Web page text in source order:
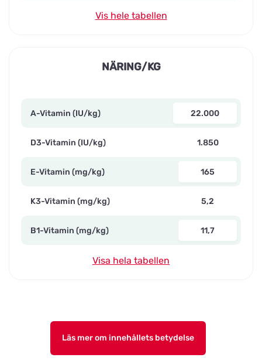
Vis hele tabellen
NÄRING/KG
A-Vitamin (IU/kg) 22.000
D3-Vitamin (IU/kg) 1.850
E-Vitamin (mg/kg) 165
K3-Vitamin (mg/kg) 5,2
B1-Vitamin (mg/kg) 11,7
Visa hela tabellen
Läs mer om innehållets betydelse